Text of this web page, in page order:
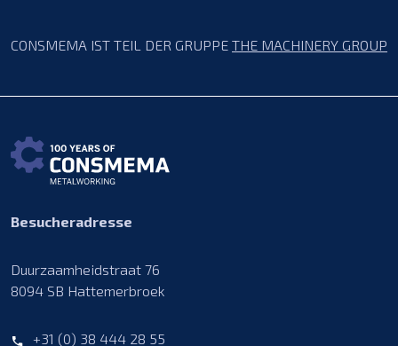
CONSMEMA IST TEIL DER GRUPPE THE MACHINERY GROUP
Besucheradresse
Duurzaamheidstraat 76
8094 SB Hattemerbroek
+31 (0) 38 444 28 55